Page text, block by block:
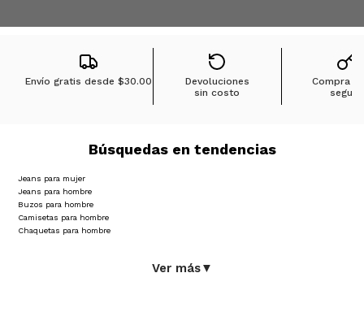
Envío gratis desde$30.00
Devoluciones
sin costo
Compra
segura
Búsquedas en tendencias
Jeans para mujer
Jeans para hombre
Buzos para hombre
Camisetas para hombre
Chaquetas para hombre
Ver más▼